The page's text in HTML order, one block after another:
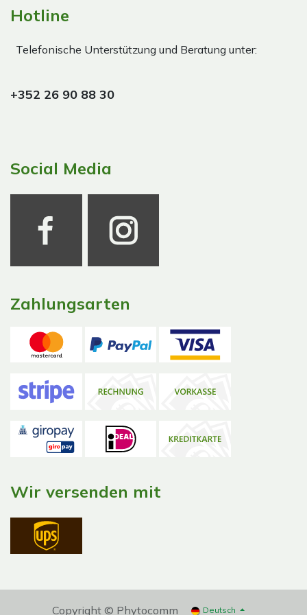
Hotline
Telefonische Unterstützung und Beratung unter:
+352 26 90 88 30
Social Media
Zahlungsarten
Wir versenden mit
Copyright © Phytocomm Deutsch